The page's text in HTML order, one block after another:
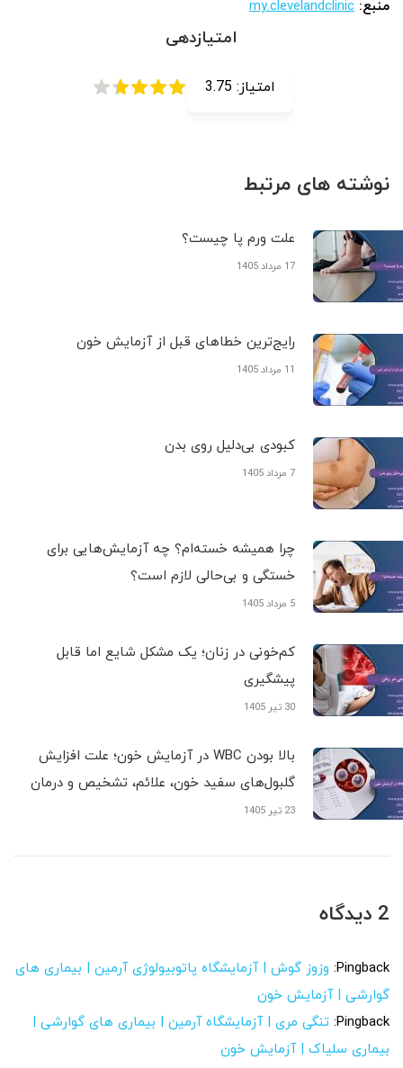
منبع: my.clevelandclinic
امتیازدهی
امتیاز: 3.75
نوشته های مرتبط
علت ورم پا چیست؟
17 مرداد 1405
رایج‌ترین خطاهای قبل از آزمایش خون
11 مرداد 1405
کبودی‌ بی‌دلیل روی بدن
7 مرداد 1405
چرا همیشه خسته‌ام؟ چه آزمایش‌هایی برای
خستگی و بی‌حالی لازم است؟
5 مرداد 1405
کم‌خونی در زنان؛ یک مشکل شایع اما قابل
پیشگیری
30 تیر 1405
بالا بودن WBC در آزمایش خون؛ علت افزایش
گلبول‌های سفید خون، علائم، تشخیص و درمان
23 تیر 1405
2 دیدگاه
Pingback: وزوز گوش | آزمایشگاه پاتوبیولوژی آرمین | بیماری های
گوارشی | آزمایش خون
Pingback: تنگی مری | آزمایشگاه آرمین | بیماری های گوارشی |
بیماری سلیاک | آزمایش خون